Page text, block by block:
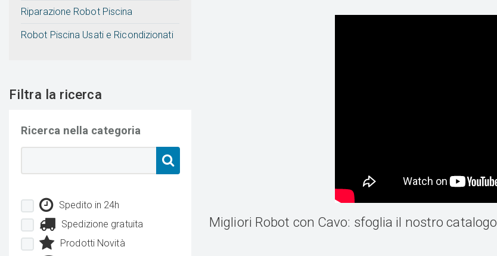
Migliori Robot con Cavo: sfoglia il nostro catalogo
Riparazione Robot Piscina
Robot Piscina Usati e Ricondizionati
Filtra la ricerca
Ricerca nella categoria
Spedito in 24h
Spedizione gratuita
Prodotti Novità